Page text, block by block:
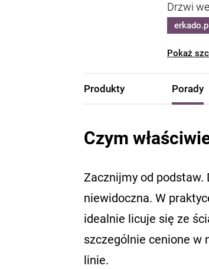
Drzwi
erkado.pl
Pokaż
Produkty Porady
Czym
Zacznijmy od podstaw.
niewidoczna. W
idealnie licuje się ze
szczególnie cenione w
linie.